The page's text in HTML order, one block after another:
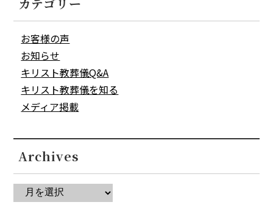
お客様の声
お知らせ
キリスト教葬儀Q&A
キリスト教葬儀を知る
メディア掲載
Archives